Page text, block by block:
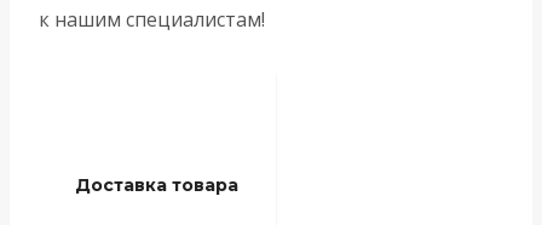
к нашим специалистам!
Доставка товара